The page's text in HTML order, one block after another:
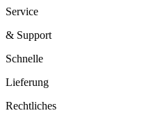
Service
& Support
Schnelle
Lieferung
Rechtliches